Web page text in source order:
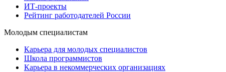
ИТ-проекты
Рейтинг работодателей России
Молодым специалистам
Карьера для молодых специалистов
Школа программистов
Карьера в некоммерческих организациях